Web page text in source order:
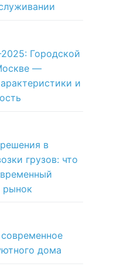
Городской
—
и
в
грузов: что
рынок
дома